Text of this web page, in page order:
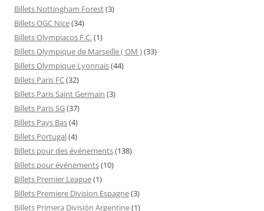
Billets Nottingham Forest(3)
Billets OGC Nice(34)
Billets Olympiacos F.C.(1)
Billets Olympique de Marseille ( OM )(33)
Billets Olympique Lyonnais(44)
Billets Paris FC(32)
Billets Paris Saint Germain (3)
Billets Paris SG(37)
Billets Pays Bas(4)
Billets Portugal(4)
Billets pour des événements(138)
Billets pour événements(10)
Billets Premier League(1)
Billets Premiere Division Espagne(3)
Billets Primera División Argentine(1)